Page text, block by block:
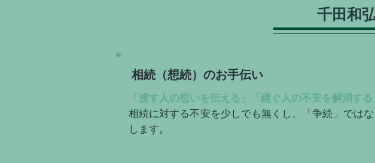
千田和
相続（想続）のお手伝い
「渡す人の想いを伝える」「継ぐ人の不安を解消する
相続に対する不安を少しでも無くし、「争続」では
します。